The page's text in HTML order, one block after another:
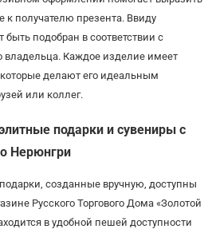
получателю презента. Ввиду
быть подобран в соответствии с
владельца. Каждое изделие имеет
делают его идеальным
или коллег.
подарки и сувениры с
Нерюнгри
созданные вручную, доступны
Русского Торгового Дома «Золотой
в удобной пешей доступности